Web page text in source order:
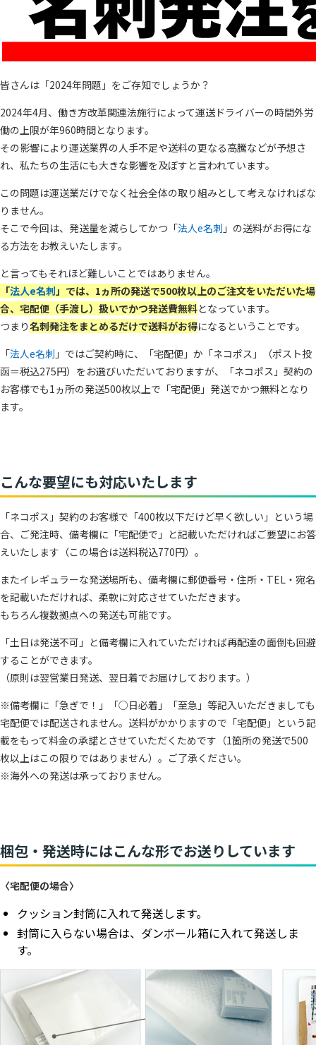
皆さんは「2024年問題」をご存知でしょうか？
2024年4月、働き方改革関連法施行によって運送ドライバーの時間外労
働の上限が年960時間となります。
その影響により運送業界の人手不足や送料の更なる高騰などが予想さ
れ、私たちの生活にも大きな影響を及ぼすと言われています。
この問題は運送業だけでなく社会全体の取り組みとして考えなければな
りません。
そこで今回は、発送量を減らしてかつ「法人e名刺 」の送料がお得にな
る方法をお教えいたします。
と言ってもそれほど難しいことではありません。
「法人e名刺」では、1ヵ所の発送で500枚以上のご注文をいただいた場
合、宅配便（手渡し）扱いでかつ発送費無料となっています。
つまり名刺発注をまとめるだけで送料がお得になるということです。
「法人e名刺 」ではご契約時に、「宅配便」か「ネコポス」（ポスト投
函＝税込275円）をお選びいただいておりますが、「ネコポス」契約の
お客様でも1ヵ所の発送500枚以上で「宅配便」発送でかつ無料となり
ます。
こんな要望にも対応いたします
「ネコポス」契約のお客様で「400枚以下だけど早く欲しい」という場
合、ご発注時、備考欄に「宅配便で」と記載いただければご要望にお答
えいたします（この場合は送料税込770円）。
またイレギュラーな発送場所も、備考欄に郵便番号・住所・TEL・宛名
を記載いただければ、柔軟に対応させていただきます。
もちろん複数拠点への発送も可能です。
「土日は発送不可」と備考欄に入れていただければ再配達の面倒も回避
することができます。
（原則は翌営業日発送、翌日着でお届けしております。）
※備考欄に「急ぎで！」「○日必着」「至急」等記入いただきましても
宅配便では配送されません。送料がかかりますので「宅配便」という記
載をもって料金の承諾とさせていただくためです（1箇所の発送で500
枚以上はこの限りではありません）。ご了承ください。
※海外への発送は承っておりません。
梱包・発送時にはこんな形でお送りしています
〈宅配便の場合〉
クッション封筒に入れて発送します。
封筒に入らない場合は、ダンボール箱に入れて発送しま
す。